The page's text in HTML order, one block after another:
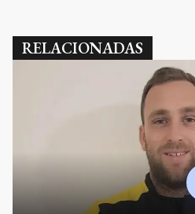
RELACIONADAS